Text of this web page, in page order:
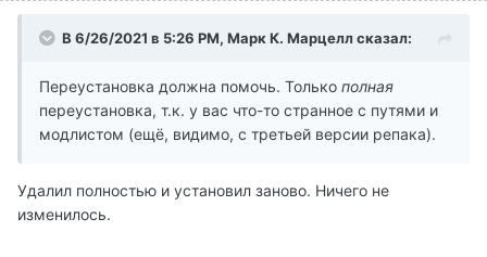
В 6/26/2021 в 5:26 PM, Марк К. Марцелл сказал:
Переустановка должна помочь. Только полная
переустановка, т.к. у вас что-то странное с путями и
модлистом (ещё, видимо, с третьей версии репака).
Удалил полностью и установил заново. Ничего не
изменилось.